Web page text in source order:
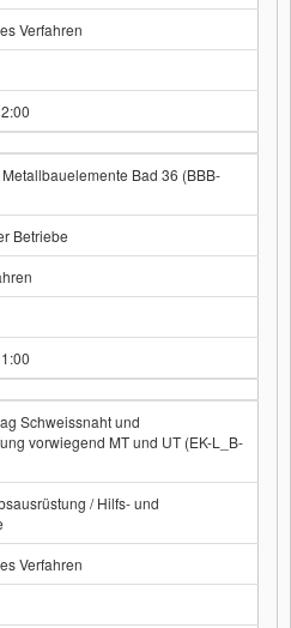
Verfahren
Bad 36 (BBB-
Betriebe
Schweissnaht und
vorwiegend MT und UT (EK-L_B-
/ Hilfs- und
Verfahren